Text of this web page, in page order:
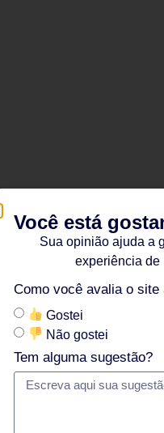
Você está
Sua opinião ajuda a
experiência de
Como você avalia o site
Gostei
Não gostei
Tem alguma sugestão?